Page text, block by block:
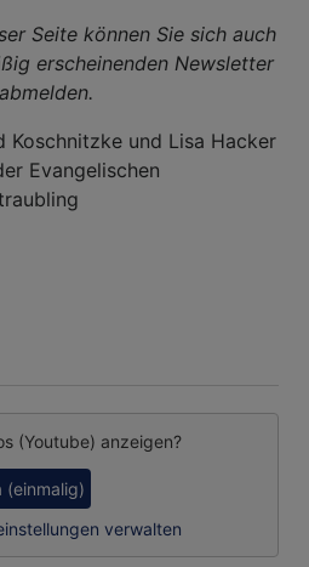
Seite können Sie sich auch
erscheinenden Newsletter
Koschnitzke und Lisa Hacker
Evangelischen
(Youtube) anzeigen?
(einmalig)
verwalten